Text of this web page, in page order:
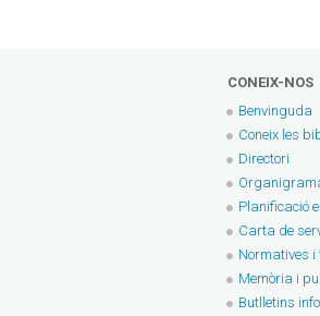
CONEIX-NOS
Benvinguda
Coneix les
Directori
Planificació
Carta de
Normatives i
Memòria i
Butlletins